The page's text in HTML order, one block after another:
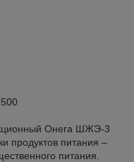
Онега ШЖЭ-3
продуктов питания –
питания.